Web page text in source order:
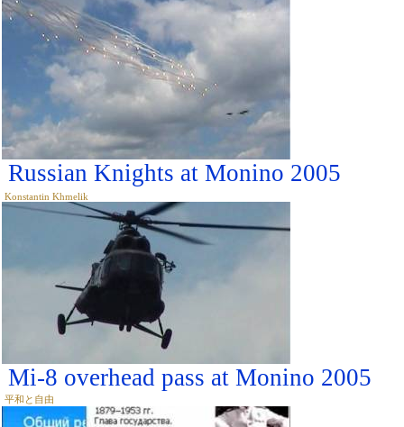
Russian Knights at Monino 2005
Konstantin Khmelik
Mi-8 overhead pass at Monino 2005
平和と自由